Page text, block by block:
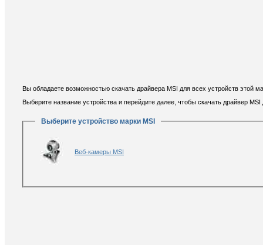
Вы обладаете возможностью скачать драйвера MSI для всех устройств этой
Выберите название устройства и перейдите далее, чтобы скачать драйвер
Выберите устройство марки MSI
Веб-камеры MSI